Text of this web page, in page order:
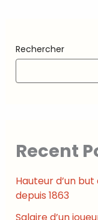
Rechercher
Recent
Hauteur d’un
depuis 1863